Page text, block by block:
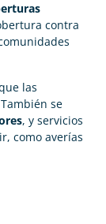
contra
las
se
, y servicios
como averías